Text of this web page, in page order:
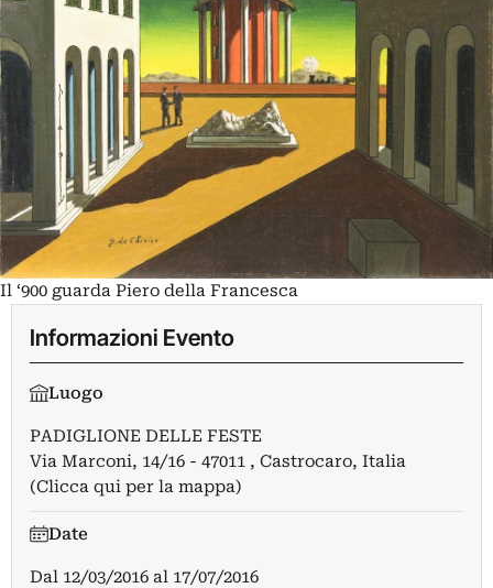
Il ‘900 guarda Piero della Francesca
Informazioni Evento
Luogo
PADIGLIONE DELLE FESTE
Via Marconi, 14/16 - 47011 , Castrocaro, Italia
(Clicca qui per la mappa)
Date
Dal 12/03/2016 al 17/07/2016